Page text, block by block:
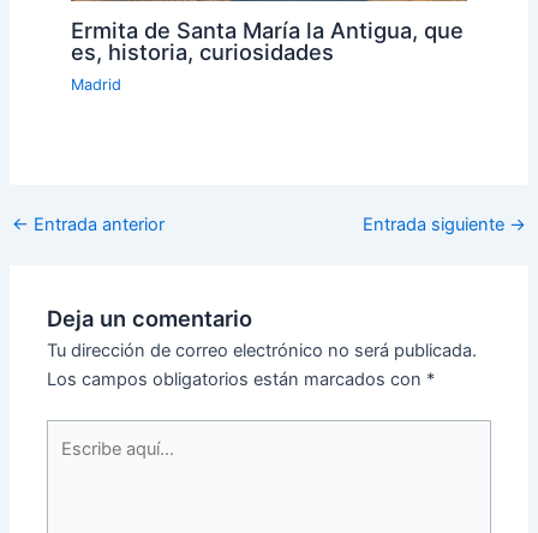
Ermita de Santa María la Antigua, que
es, historia, curiosidades
Madrid
← Entrada anterior Entrada siguiente →
Deja un comentario
Tu dirección de correo electrónico no será publicada.
Los campos obligatorios están marcados con *